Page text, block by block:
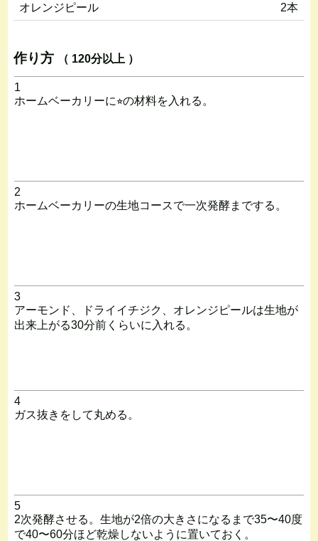
オレンジピール
2本
作り方 （ 120分以上 ）
1
ホームベーカリーに⭐︎の材料を入れる。
2
ホームベーカリーの生地コースで一次発酵までする。
3
アーモンド、ドライイチジク、オレンジピールは生地が
出来上がる30分前くらいに入れる。
4
ガス抜きをして丸める。
5
2次発酵させる。生地が2倍の大きさになるまで35〜40度
で40〜60分ほど乾燥しないように置いておく。